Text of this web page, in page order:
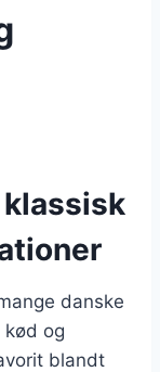
klassisk
danske
kød og
blandt